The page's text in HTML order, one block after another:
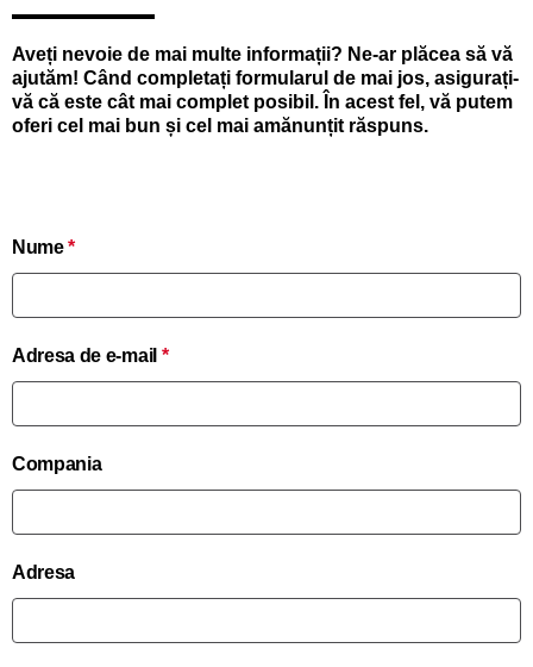
Aveți nevoie de mai multe informații? Ne-ar plăcea să vă
ajutăm! Când completați formularul de mai jos, asigurați-
vă că este cât mai complet posibil. În acest fel, vă putem
oferi cel mai bun și cel mai amănunțit răspuns.
Nume*
Adresa de e-mail *
Compania
Adresa